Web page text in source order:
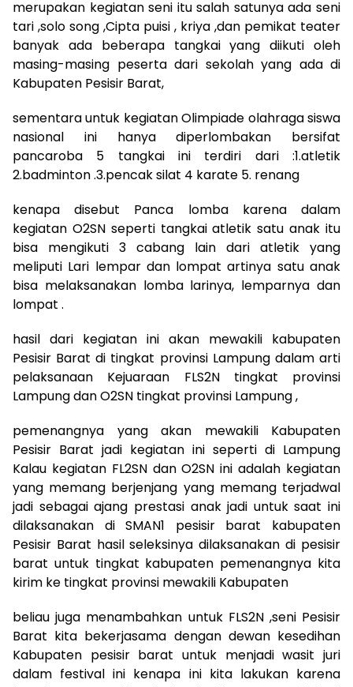
merupakan kegiatan seni itu salah satunya ada seni
tari ,solo song ,Cipta puisi , kriya ,dan pemikat teater
banyak ada beberapa tangkai yang diikuti oleh
masing-masing peserta dari sekolah yang ada di
Kabupaten Pesisir Barat,
sementara untuk kegiatan Olimpiade olahraga siswa
nasional ini hanya diperlombakan bersifat
pancaroba 5 tangkai ini terdiri dari :1.atletik
2.badminton .3.pencak silat 4 karate 5. renang
kenapa disebut Panca lomba karena dalam
kegiatan O2SN seperti tangkai atletik satu anak itu
bisa mengikuti 3 cabang lain dari atletik yang
meliputi Lari lempar dan lompat artinya satu anak
bisa melaksanakan lomba larinya, lemparnya dan
lompat .
hasil dari kegiatan ini akan mewakili kabupaten
Pesisir Barat di tingkat provinsi Lampung dalam arti
pelaksanaan Kejuaraan FLS2N tingkat provinsi
Lampung dan O2SN tingkat provinsi Lampung ,
pemenangnya yang akan mewakili Kabupaten
Pesisir Barat jadi kegiatan ini seperti di Lampung
Kalau kegiatan FL2SN dan O2SN ini adalah kegiatan
yang memang berjenjang yang memang terjadwal
jadi sebagai ajang prestasi anak jadi untuk saat ini
dilaksanakan di SMAN1 pesisir barat kabupaten
Pesisir Barat hasil seleksinya dilaksanakan di pesisir
barat untuk tingkat kabupaten pemenangnya kita
kirim ke tingkat provinsi mewakili Kabupaten
beliau juga menambahkan untuk FLS2N ,seni Pesisir
Barat kita bekerjasama dengan dewan kesedihan
Kabupaten pesisir barat untuk menjadi wasit juri
dalam festival ini kenapa ini kita lakukan karena